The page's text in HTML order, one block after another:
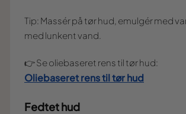
Tip: Massér på tør hud, emulgér med
med lunkent vand.
👉 Se oliebaseret rens til tør hud:
Oliebaseret rens til tør hud
Fedtet hud